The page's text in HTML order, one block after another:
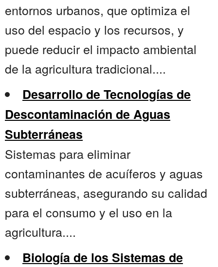
entornos urbanos, que optimiza el
uso del espacio y los recursos, y
puede reducir el impacto ambiental
de la agricultura tradicional....
Desarrollo de Tecnologías de
Descontaminación de Aguas
Subterráneas
Sistemas para eliminar
contaminantes de acuíferos y aguas
subterráneas, asegurando su calidad
para el consumo y el uso en la
agricultura....
Biología de los Sistemas de